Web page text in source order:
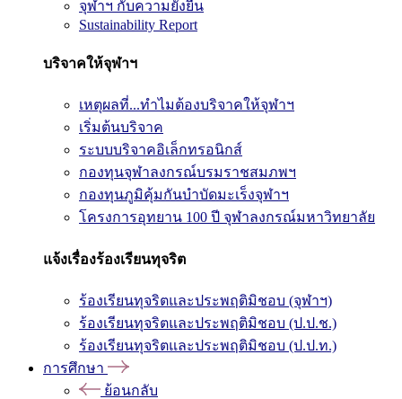
จุฬาฯ กับความยั่งยืน
Sustainability Report
บริจาคให้จุฬาฯ
เหตุผลที่...ทำไมต้องบริจาคให้จุฬาฯ
เริ่มต้นบริจาค
ระบบบริจาคอิเล็กทรอนิกส์
กองทุนจุฬาลงกรณ์บรมราชสมภพฯ
กองทุนภูมิคุ้มกันบำบัดมะเร็งจุฬาฯ
โครงการอุทยาน 100 ปี จุฬาลงกรณ์มหาวิทยาลัย
แจ้งเรื่องร้องเรียนทุจริต
ร้องเรียนทุจริตและประพฤติมิชอบ (จุฬาฯ)
ร้องเรียนทุจริตและประพฤติมิชอบ (ป.ป.ช.)
ร้องเรียนทุจริตและประพฤติมิชอบ (ป.ป.ท.)
การศึกษา
ย้อนกลับ